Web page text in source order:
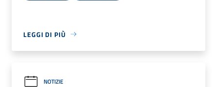
LEGGI DI PIÙ
NOTIZIE